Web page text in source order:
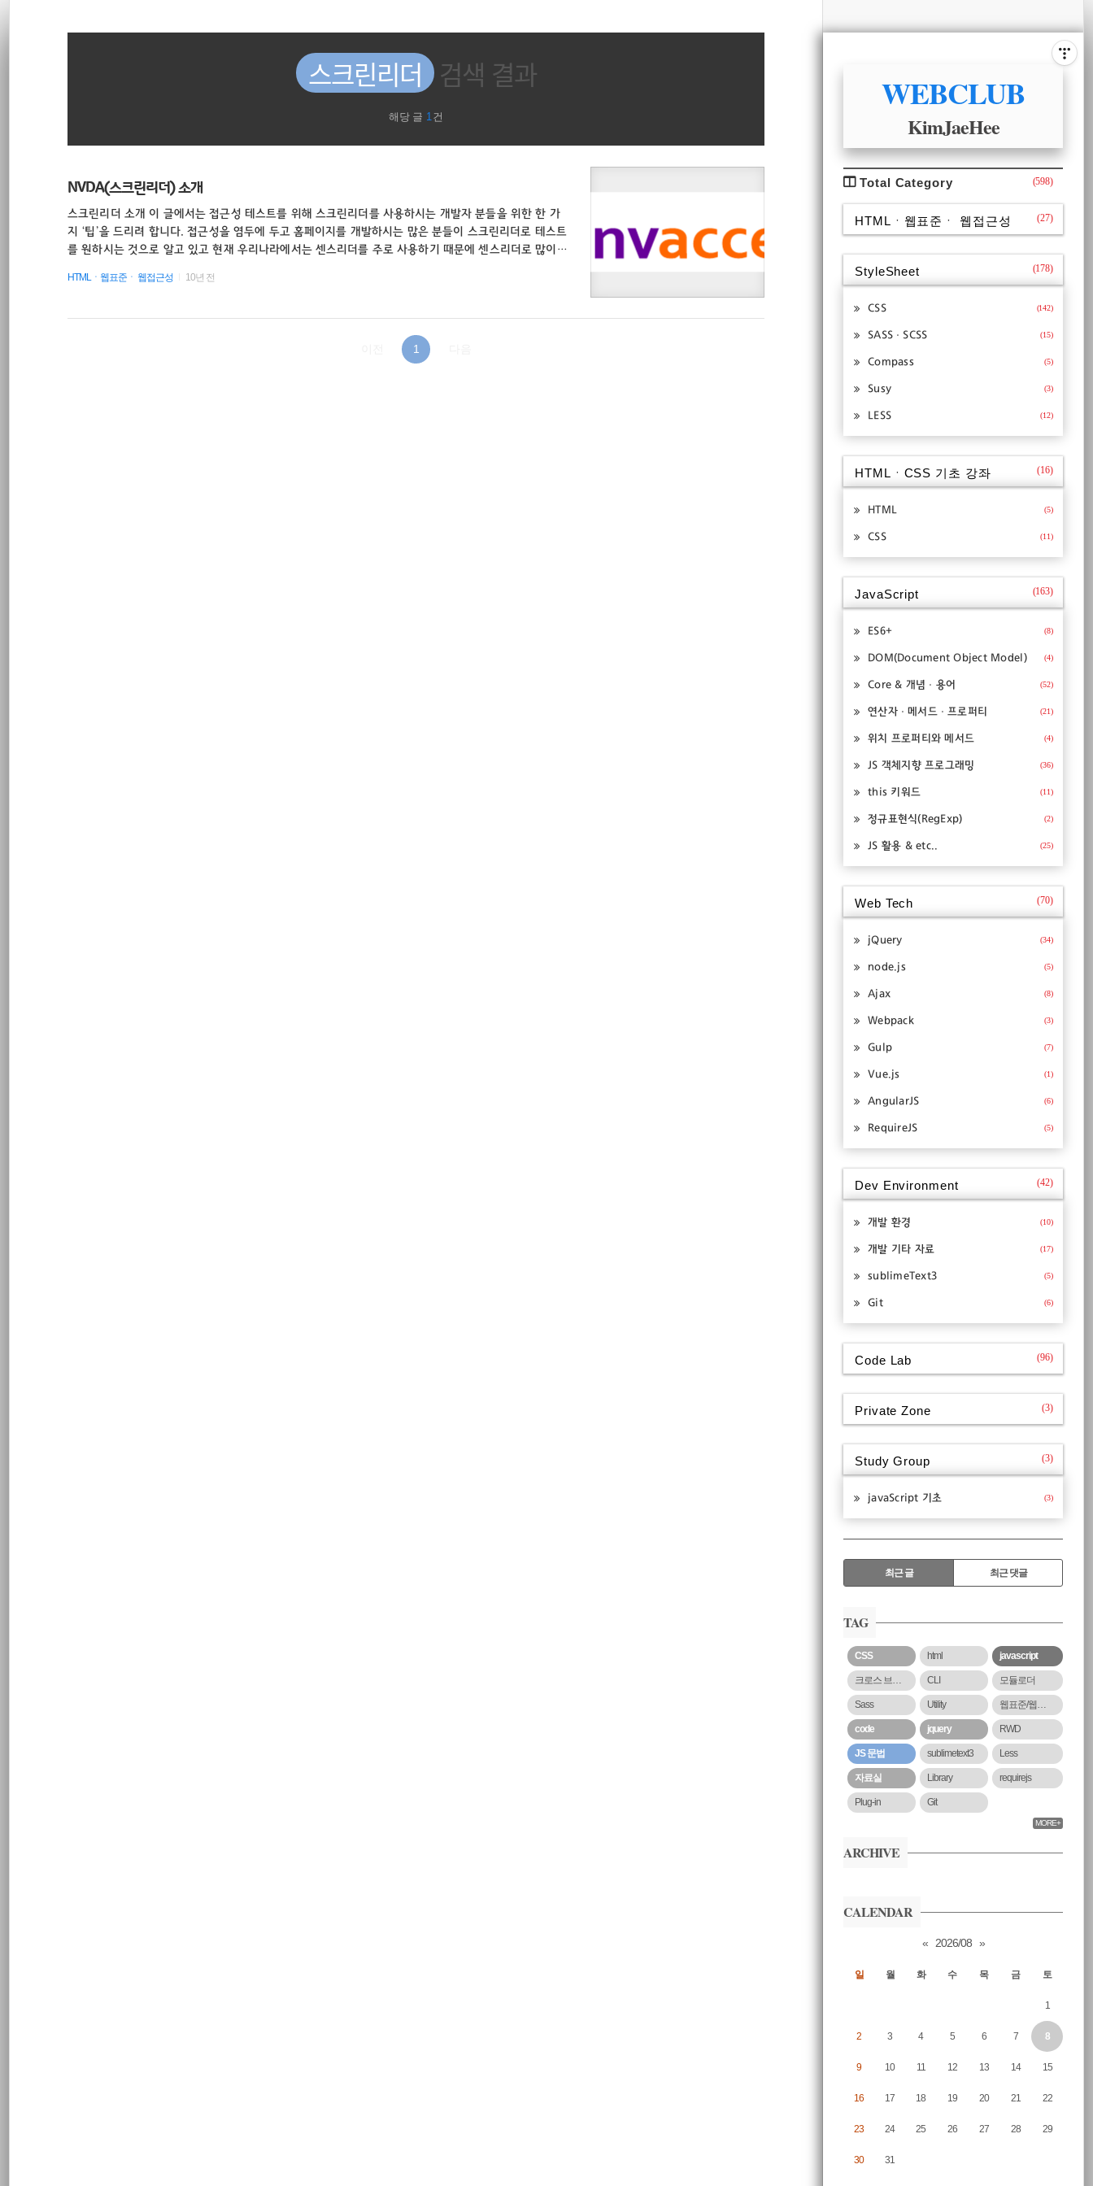
션
스크린리더 검색 결과
해당 글 1건
NVDA(스크린리더) 소개
스크린리더 소개 이 글에서는 접근성 테스트를 위해 스크린리더를 사용하시는 개발자 분들을 위한 한 가
지 ‘팁’을 드리려 합니다. 접근성을 염두에 두고 홈페이지를 개발하시는 많은 분들이 스크린리더로 테스트
를 원하시는 것으로 알고 있고 현재 우리나라에서는 센스리더를 주로 사용하기 때문에 센스리더로 많이
습니다. 그래서 자유롭게 테스트를 하시기 조금 번거로우실 수도 있으리라 판단됩니다. 이러한 부분을 해
법에 대해 소개해 드리고자 합니다. 꼭 숙지해야할 점 Nvda와 센스리더는 인터넷 문서를 처리하여 읽어
HTMLㆍ웹표준ㆍ 웹접근성 10년 전
1
WEBCLUB
KimJaeHee
CATEGORY
Total Category (598)
HTMLㆍ웹표준ㆍ 웹접근성 (27)
StyleSheet (178)
CSS (142)
SASSㆍSCSS (15)
Compass (5)
Susy (3)
LESS (12)
HTMLㆍCSS 기초 강좌 (16)
HTML (5)
CSS (11)
JavaScript (163)
ES6+ (8)
DOM(Document Object Model) (4)
Core & 개념ㆍ용어 (52)
연산자ㆍ메서드ㆍ프로퍼티 (21)
위치 프로퍼티와 메서드 (4)
JS 객체지향 프로그래밍 (36)
this 키워드 (11)
정규표현식(RegExp) (2)
JS 활용 & etc.. (25)
Web Tech (70)
jQuery (34)
node.js (5)
Ajax (8)
Webpack (3)
Gulp (7)
Vue.js (1)
AngularJS (6)
RequireJS (5)
Dev Environment (42)
개발 환경 (10)
개발 기타 자료 (17)
sublimeText3 (5)
Git (6)
Code Lab (96)
Private Zone (3)
Study Group (3)
javaScript 기초 (3)
RECENTLY
최근 글 최근 댓글
근
글
TAG
CSS html javascript
크로스 브라우징 CLI 모듈로더
Sass Utility 웹표준/웹접근성
code jquery RWD
JS 문법 sublimetext3 Less
자료실 Library requirejs
Plug-in Git
MORE+
ARCHIVE
CALENDAR
« 2026/08 »
일 월 화 수 목 금 토
1
2 3 4 5 6 7 8
9 10 11 12 13 14 15
16 17 18 19 20 21 22
23 24 25 26 27 28 29
30 31
CSS
html